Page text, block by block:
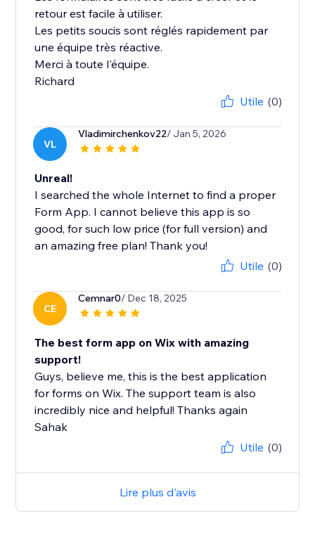
retour est facile à utiliser.
Les petits soucis sont réglés rapidement par
une équipe très réactive.
Merci à toute l'équipe.
Richard
Utile (0)
VL
Vladimirchenkov22/ Jan 5, 2026
Unreal!
I searched the whole Internet to find a proper
Form App. I cannot believe this app is so
good, for such low price (for full version) and
an amazing free plan! Thank you!
Utile (0)
CE
Cemnar0/ Dec 18, 2025
The best form app on Wix with amazing
support!
Guys, believe me, this is the best application
for forms on Wix. The support team is also
incredibly nice and helpful! Thanks again
Sahak
Utile (0)
Lire plus d'avis